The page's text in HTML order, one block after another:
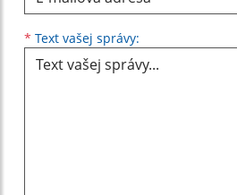
* Text vašej správy: